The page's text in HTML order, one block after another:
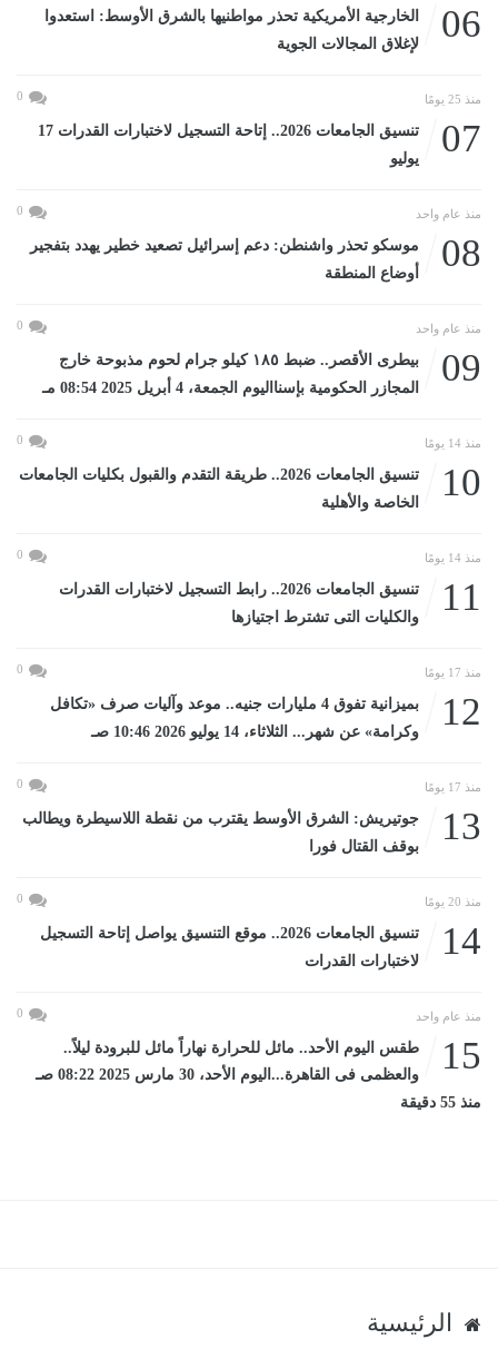
06
الخارجية الأمريكية تحذر مواطنيها بالشرق الأوسط: استعدوا
لإغلاق المجالات الجوية
منذ 25 يومًا 0
07
تنسيق الجامعات 2026.. إتاحة التسجيل لاختبارات القدرات 17
يوليو
منذ عام واحد 0
08
موسكو تحذر واشنطن: دعم إسرائيل تصعيد خطير يهدد بتفجير
أوضاع المنطقة
منذ عام واحد 0
09
بيطرى الأقصر.. ضبط ١٨٥ كيلو جرام لحوم مذبوحة خارج
المجازر الحكومية بإسنااليوم الجمعة، 4 أبريل 2025 08:54 مـ
منذ 14 يومًا 0
10
تنسيق الجامعات 2026.. طريقة التقدم والقبول بكليات الجامعات
الخاصة والأهلية
منذ 14 يومًا 0
11
تنسيق الجامعات 2026.. رابط التسجيل لاختبارات القدرات
والكليات التى تشترط اجتيازها
منذ 17 يومًا 0
12
بميزانية تفوق 4 مليارات جنيه.. موعد وآليات صرف «تكافل
وكرامة» عن شهر... الثلاثاء، 14 يوليو 2026 10:46 صـ
منذ 17 يومًا 0
13
جوتيريش: الشرق الأوسط يقترب من نقطة اللاسيطرة ويطالب
بوقف القتال فورا
منذ 20 يومًا 0
14
تنسيق الجامعات 2026.. موقع التنسيق يواصل إتاحة التسجيل
لاختبارات القدرات
منذ عام واحد 0
15
طقس اليوم الأحد.. مائل للحرارة نهاراً مائل للبرودة ليلاً..
والعظمى فى القاهرة...اليوم الأحد، 30 مارس 2025 08:22 صـ
منذ 55 دقيقة
الرئيسية